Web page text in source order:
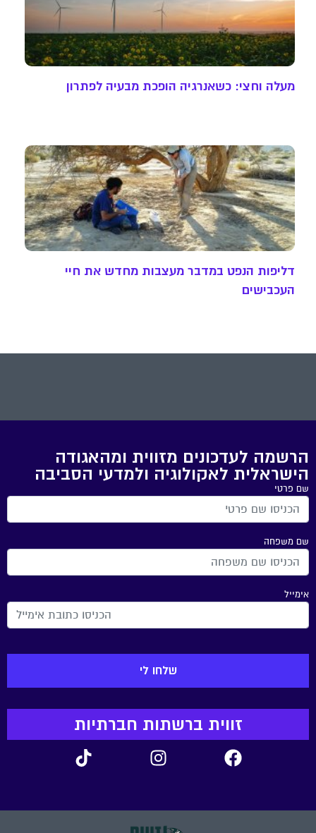
מעלה וחצי: כשאנרגיה הופכת מבעיה לפתרון
דליפות הנפט במדבר מעצבות מחדש את חיי
העכבישים
הרשמה לעדכונים מזווית ומהאגודה
הישראלית לאקולוגיה ולמדעי הסביבה
שם פרטי
שם משפחה
אימייל
זווית ברשתות חברתיות